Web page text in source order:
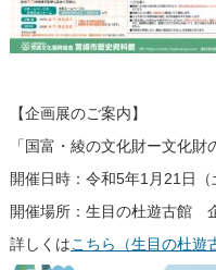
【企画展のご案内】
「国富・綾の文化財ー文化財
開催日時：令和5年1月21日（
開催場所：生目の杜遊古館
詳しくはこちら（生目の杜遊